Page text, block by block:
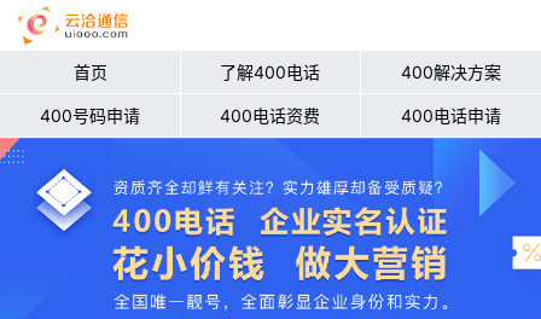
首页 了解400电话 400解决方案
400号码申请 400电话资费 400电话申请